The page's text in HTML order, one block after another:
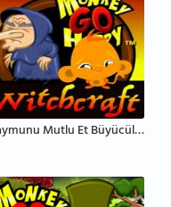
Maymunu Mutlu Et Büyücülük